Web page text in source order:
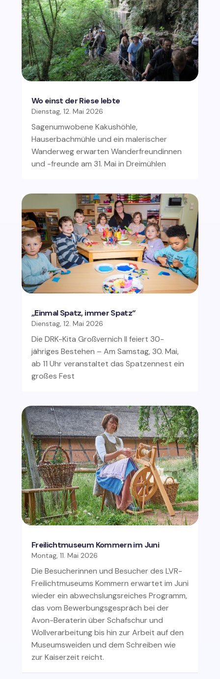
Wo einst der Riese lebte
Dienstag, 12. Mai 2026
Sagenumwobene Kakushöhle,
Hauserbachmühle und ein malerischer
Wanderweg erwarten Wanderfreundinnen
und -freunde am 31. Mai in Dreimühlen
„Einmal Spatz, immer Spatz“
Dienstag, 12. Mai 2026
Die DRK-Kita Großvernich II feiert 30-
jähriges Bestehen – Am Samstag, 30. Mai,
ab 11 Uhr veranstaltet das Spatzennest ein
großes Fest
Freilichtmuseum Kommern im Juni
Montag, 11. Mai 2026
Die Besucherinnen und Besucher des LVR-
Freilichtmuseums Kommern erwartet im Juni
wieder ein abwechslungsreiches Programm,
das vom Bewerbungsgespräch bei der
Avon-Beraterin über Schafschur und
Wollverarbeitung bis hin zur Arbeit auf den
Museumsweiden und dem Schreiben wie
zur Kaiserzeit reicht.